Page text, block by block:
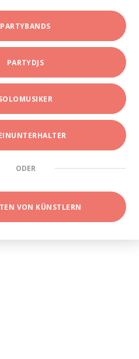
PARTYBANDS
PARTYDJS
ODER
VON KÜNSTLERN